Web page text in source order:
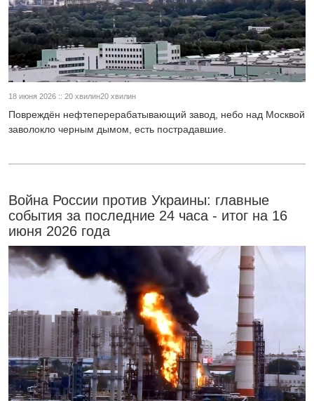
18 июня 2026 :: 20 хвилин20 хвилин
Повреждён нефтеперерабатывающий завод, небо над Москвой
заволокло черным дымом, есть пострадавшие.
Война России против Украины: главные
события за последние 24 часа - итог на 16
июня 2026 года